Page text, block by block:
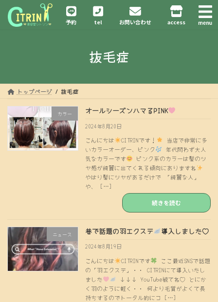
ッ
移
予約 tel お問い合わせ access
抜毛症
トップページ 抜毛症
カラー オールシーズンハマるPINK
2024年8月20日
こんにちは CITRINです！
当店で非常に多
いカラーオーダー、ピンク
年代問わず大人
気なカラーです
ピンク系のカラーは髪のツ
ヤ感が綺麗に出てくれる傾向にありますね
やはり髪にツヤがあるだけで 「綺麗な人」
や、 […]
続きを読む
ニュース 巷で話題の羽エクステ 導入しました♡
2024年8月19日
こんにちは CITRINです
ここ最近SNSで話題
の「羽エクステ」・・ CITRINにて導入いたし
ました
↓↓↓ YouTube観てね♡ とにか
く羽のように軽く・・ 何より毛質がよくて長
持ちするのでトータル的にコ […]